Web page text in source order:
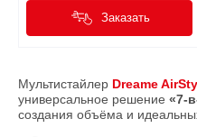
Заказать
Мультистайлер Dreame
универсальное решение
создания объёма и